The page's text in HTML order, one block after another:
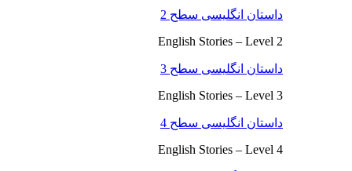
داستان انگلیسی سطح 2
English Stories – Level 2
داستان انگلیسی سطح 3
English Stories – Level 3
داستان انگلیسی سطح 4
English Stories – Level 4